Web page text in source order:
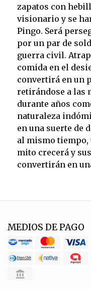
zapatos con
visionario y se
Pingo. Será
por un par de
guerra civil.
comida en el
convertirá en un
retirándose a las
durante años
naturaleza
en una suerte de
al mismo tiempo,
mito crecerá y
convertirán en
MEDIOS DE PAGO